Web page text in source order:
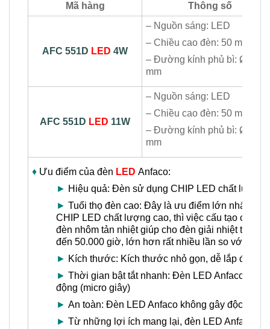
Mã hàng Thông số
AFC 551D LED 4W
– Nguồn sáng: LED
– Chiều cao đèn: 50 mm
– Đường kính phủ bì: Ø80
mm
AFC 551D LED 11W
– Nguồn sáng: LED
– Chiều cao đèn: 50 mm
– Đường kính phủ bì: Ø115
mm
♦ Ưu điểm của đèn LED Anfaco:
► Hiệu quả: Đèn sử dụng CHIP LED chất lượng
► Tuổi thọ đèn cao: Đây là ưu điểm lớn nhất
CHIP LED chất lượng cao, thì việc cấu tạo của
đèn nhôm tản nhiệt giúp cho đèn giải nhiệt tốt, từ
đến 50.000 giờ, lớn hơn rất nhiều lần so với
► Kích thước: Kích thước nhỏ gọn, dễ lắp đặt
► Thời gian bật tắt nhanh: Đèn LED Anfaco có
động (micro giây)
► An toàn: Đèn LED Anfaco không gây độc hại,
► Từ những lợi ích mang lại, đèn LED Anfaco là